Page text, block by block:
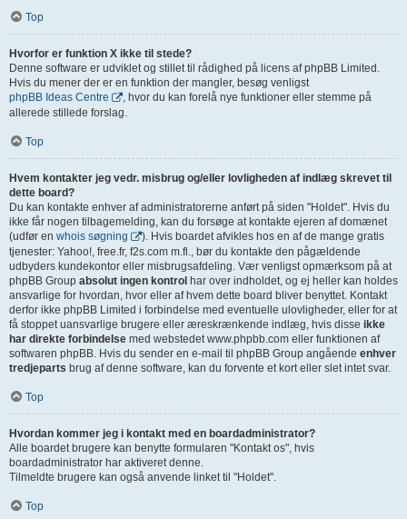
Top
Hvorfor er funktion X ikke til stede?
Denne software er udviklet og stillet til rådighed på licens af phpBB Limited.
Hvis du mener der er en funktion der mangler, besøg venligst
phpBB Ideas Centre
, hvor du kan forelå nye funktioner eller stemme på
allerede stillede forslag.
Top
Hvem kontakter jeg vedr. misbrug og/eller lovligheden af indlæg skrevet til
dette board?
Du kan kontakte enhver af administratorerne anført på siden "Holdet". Hvis du
ikke får nogen tilbagemelding, kan du forsøge at kontakte ejeren af domænet
(udfør en whois søgning
). Hvis boardet afvikles hos en af de mange gratis
tjenester: Yahoo!, free.fr, f2s.com m.fl., bør du kontakte den pågældende
udbyders kundekontor eller misbrugsafdeling. Vær venligst opmærksom på at
phpBB Group absolut ingen kontrol har over indholdet, og ej heller kan holdes
ansvarlige for hvordan, hvor eller af hvem dette board bliver benyttet. Kontakt
derfor ikke phpBB Limited i forbindelse med eventuelle ulovligheder, eller for at
få stoppet uansvarlige brugere eller æreskrænkende indlæg, hvis disse ikke
har direkte forbindelse med webstedet www.phpbb.com eller funktionen af
softwaren phpBB. Hvis du sender en e-mail til phpBB Group angående enhver
tredjeparts brug af denne software, kan du forvente et kort eller slet intet svar.
Top
Hvordan kommer jeg i kontakt med en boardadministrator?
Alle boardet brugere kan benytte formularen "Kontakt os", hvis
boardadministrator har aktiveret denne.
Tilmeldte brugere kan også anvende linket til "Holdet".
Top